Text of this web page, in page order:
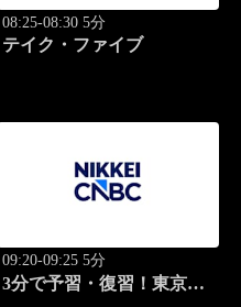
08:25-08:30 5分
テイク・ファイブ
09:20-09:25 5分
3分で予習・復習！東京市